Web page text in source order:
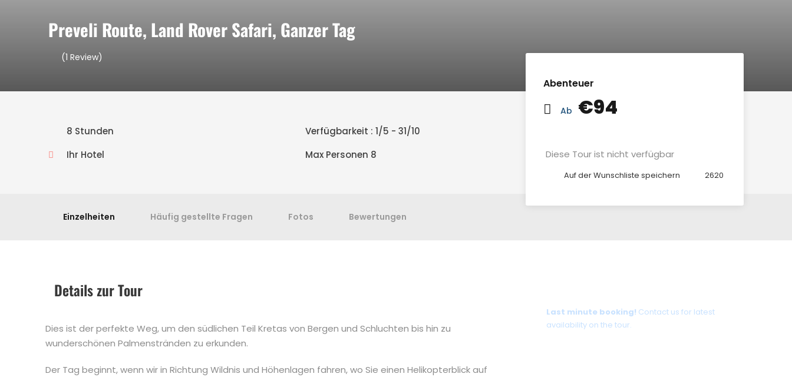
Preveli Route, Land Rover Safari, Ganzer Tag
(1 Review)
Abenteuer
Ab €94
Diese Tour ist nicht verfügbar
Auf der Wunschliste speichern 2620
Last minute booking! Contact us for latest
availability on the tour.
8 Stunden
Verfügbarkeit : 1/5 - 31/10
Ihr Hotel
Max Personen 8
Einzelheiten Häufig gestellte Fragen Fotos Bewertungen
Details zur Tour
Dies ist der perfekte Weg, um den südlichen Teil Kretas von Bergen und Schluchten bis hin zu
wunderschönen Palmenstränden zu erkunden.
Der Tag beginnt, wenn wir in Richtung Wildnis und Höhenlagen fahren, wo Sie einen Helikopterblick auf